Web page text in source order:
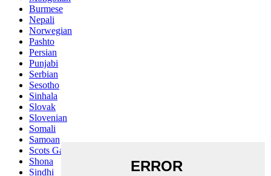
Burmese
Nepali
Norwegian
Pashto
Persian
Punjabi
Serbian
Sesotho
Sinhala
Slovak
Slovenian
Somali
Samoan
Scots Gaelic
Shona
Sindhi